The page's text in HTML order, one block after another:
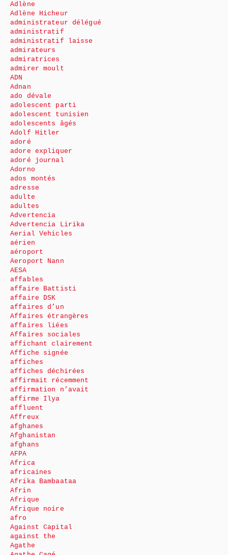
Adlène
Adlène Hicheur
administrateur délégué
administratif
administratif laisse
admirateurs
admiratrices
admirer moult
ADN
Adnan
ado dévale
adolescent parti
adolescent tunisien
adolescents âgés
Adolf Hitler
adoré
adore expliquer
adoré journal
Adorno
ados montés
adresse
adulte
adultes
Advertencia
Advertencia Lirika
Aerial Vehicles
aérien
aéroport
Aeroport Nann
AESA
affables
affaire Battisti
affaire DSK
affaires d’un
Affaires étrangères
affaires liées
Affaires sociales
affichant clairement
Affiche signée
affiches
affiches déchirées
affirmait récemment
affirmation n’avait
affirme Ilya
affluent
Affreux
afghanes
Afghanistan
afghans
AFPA
Africa
africaines
Afrika Bambaataa
Afrin
Afrique
Afrique noire
afro
Against Capital
against the
Agathe